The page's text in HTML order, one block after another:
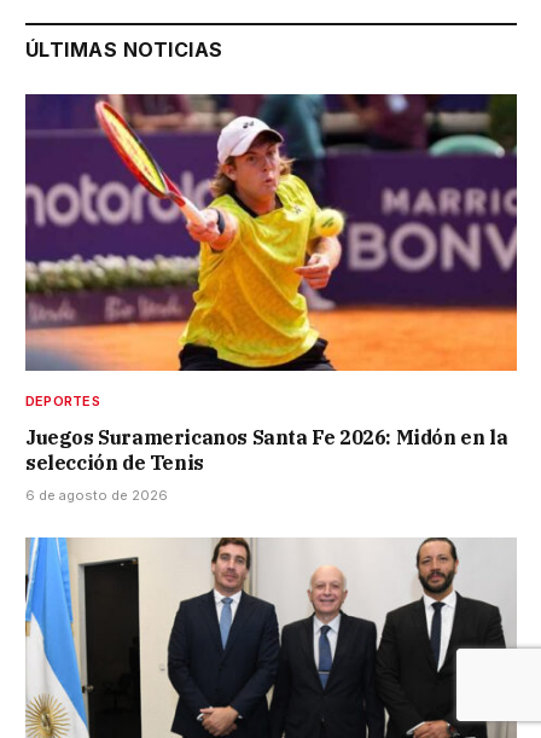
ÚLTIMAS NOTICIAS
DEPORTES
Juegos Suramericanos Santa Fe 2026: Midón en la
selección de Tenis
6 de agosto de 2026